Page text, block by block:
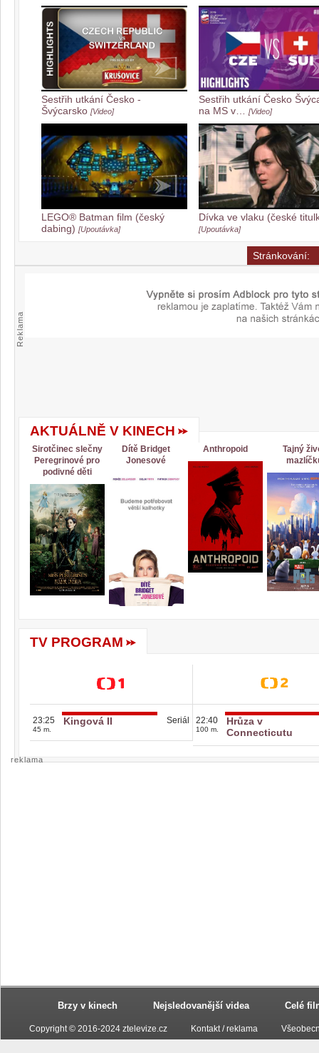
Sestřih utkání Česko -
Švýcarsko [Video]
Sestřih utkání Česko
na MS v…
[Video]
LEGO® Batman film (český
dabing) [Upoutávka]
Dívka ve vlaku (české
[Upoutávka]
Stránkování:
Reklama
AKTUÁLNĚ V KINECH
Sirotčinec slečny
Peregrinové pro
podivné děti
Dítě Bridget
Jonesové
Anthropoid
Tajný
TV PROGRAM
23:25
45 m.
Kingová II Seriál 22:40
100 m.
Hrůza v
Connecticutu
reklama
Brzy v kinech Nejsledovanější videa Celé
Copyright © 2016-2024 ztelevize.cz Kontakt / reklama